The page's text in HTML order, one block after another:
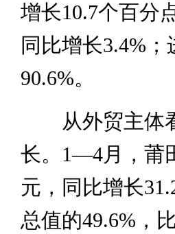
增长10.7个百分
同比增长3.4%
90.6%。
从外贸主体看
长。1—4月，莆
元，同比增长
总值的49.6%，